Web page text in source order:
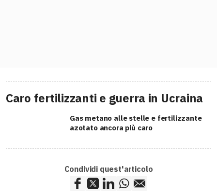
Caro fertilizzanti e guerra in Ucraina
Gas metano alle stelle e fertilizzante
azotato ancora più caro
Condividi quest'articolo